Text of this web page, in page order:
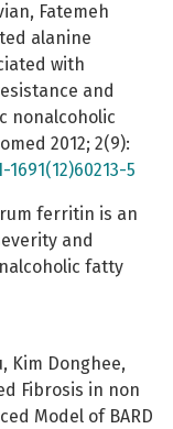
Fatemeh
alanine
with
and
nonalcoholic
2012; 2(9):
5
ferritin is an
and
fatty
Kim Donghee,
Fibrosis in non
Model of BARD